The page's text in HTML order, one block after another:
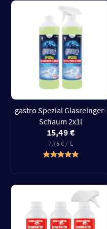
gastro Spezial Glasreinger-
Schaum 2x1l
15,49 €
7,75 € / L